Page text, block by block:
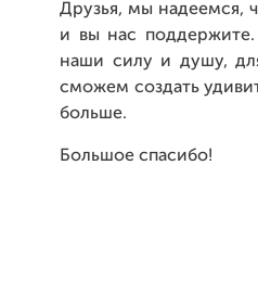
Друзья, мы надеемся,
и вы нас
наши силу и душу,
сможем создать
больше.
Большое спасибо!